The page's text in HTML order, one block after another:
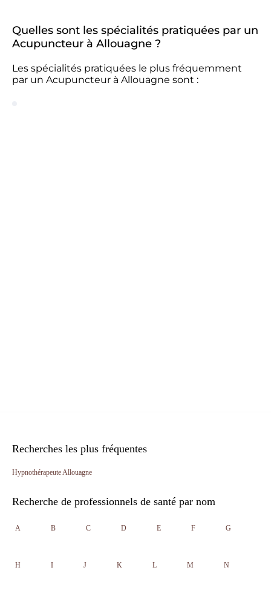
Quelles sont les spécialités pratiquées par un
Acupuncteur à Allouagne ?
Les spécialités pratiquées le plus fréquemment
par un Acupuncteur à Allouagne sont :
Recherches les plus fréquentes
Hypnothérapeute Allouagne
Recherche de professionnels de santé par nom
A B C D E F G
H I J K L M N